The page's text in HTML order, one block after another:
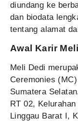
diundang ke
dan biodata
tentang alamat
Awal Karir
Meli Dedi
Ceremonies
Sumatera
RT 02,
Linggau Barat I,